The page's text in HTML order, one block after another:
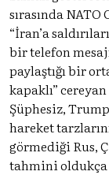
sırasında
“İran’a
bir telefon
paylaştığı bir
kapaklı”
Şüphesiz,
hareket
görmediği Rus,
tahmini